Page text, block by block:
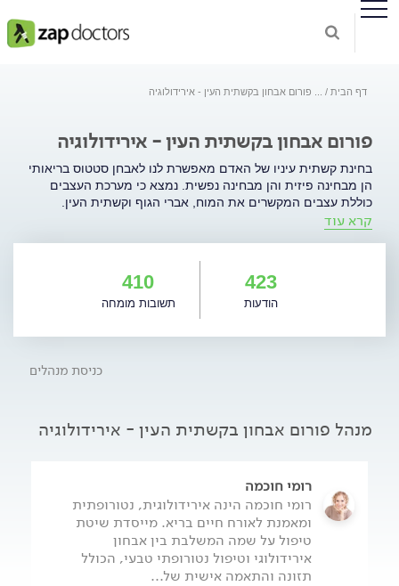
דף הבית פורום אבחון בקשתית העין - אירידולוגיה
פורום אבחון בקשתית העין - אירידולוגיה
בחינת קשתית עיניו של האדם מאפשרת לנו לאבחן סטטוס בריאותי
הן מבחינה פיזית והן מבחינה נפשית. נמצא כי מערכת העצבים
כוללת עצבים המקשרים את המוח, אברי הגוף וקשתית העין.
כלומר, כל הקורה בגוף משתקף בקשתית העין בעזרת מערכת
קיים קשר בלתי ניתן להפרדה בין הגוף לנפש. העין מלמדת על
אישיותנו ומצבנו הנפשי. ניתן לאבחן דרך קשתית העין את מצב
מערכות הגוף, להעריך את כח הויטאליות של האדם, להבחין במצב
המעיד על ראשיתו של תהליך שעדיין לא התבטא בצורה פיזית
וחולשות נרכשות, ולהבין את מקור המחלה, מקור הסימפטום
קרא עוד
423
הודעות
410
תשובות מומחה
כניסת מנהלים
מנהל פורום אבחון בקשתית העין - אירידולוגיה
רומי חוכמה
רומי חוכמה הינה אירידולוגית, נטורופתית
ומאמנת לאורח חיים בריא. מייסדת שיטת
טיפול על שמה המשלבת בין אבחון
אירידולוגי וטיפול נטורופתי טבעי, הכולל
תזונה והתאמה אישית של...